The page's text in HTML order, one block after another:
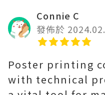
Connie C
發佈於
Poster printing
with technical